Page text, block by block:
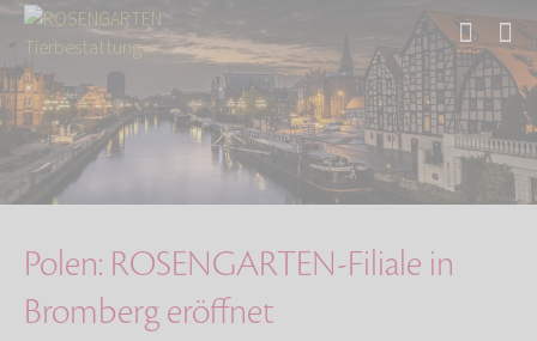
Start Über uns
Aktuelles
Polen: ROSENGARTEN-Filiale in Bromberg eröffn…
Polen: ROSENGARTEN-Filiale in
Bromberg eröffnet